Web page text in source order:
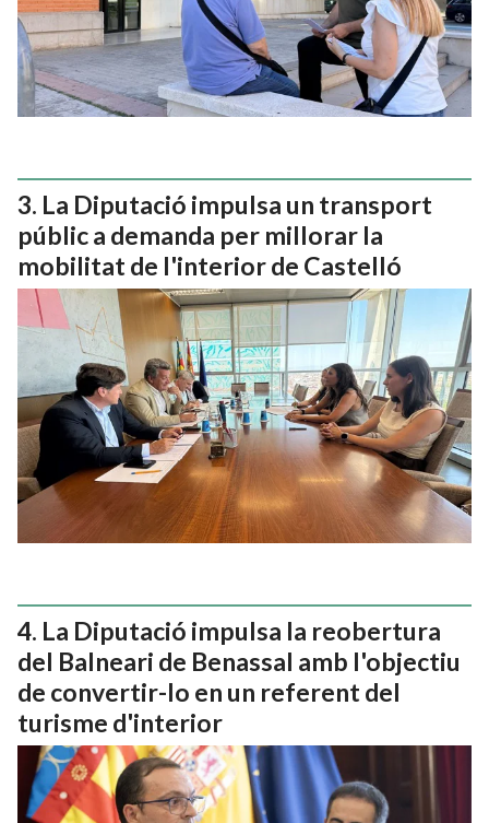
La Diputació impulsa un transport
públic a demanda per millorar la
mobilitat de l'interior de Castelló
La Diputació impulsa la reobertura
del Balneari de Benassal amb l'objectiu
de convertir-lo en un referent del
turisme d'interior